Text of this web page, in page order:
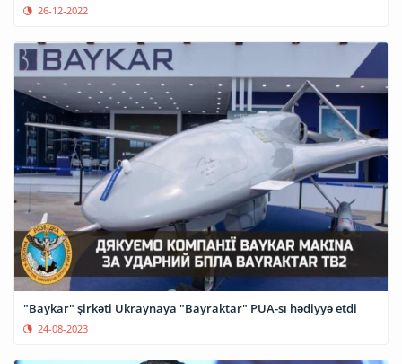
26-12-2022
"Baykar" şirkəti Ukraynaya "Bayraktar" PUA-sı hədiyyə etdi
24-08-2023